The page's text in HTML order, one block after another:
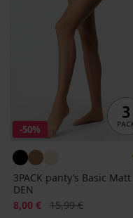
-50%
3PACK panty’s Basic Matt
DEN
Korting
8,00 € Oorspronkelijke
15,99 €